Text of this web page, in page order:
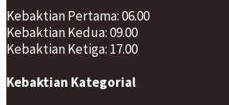
Kebaktian Pertama: 06.00
Kebaktian Kedua: 09.00
Kebaktian Ketiga: 17.00
Kebaktian Kategorial